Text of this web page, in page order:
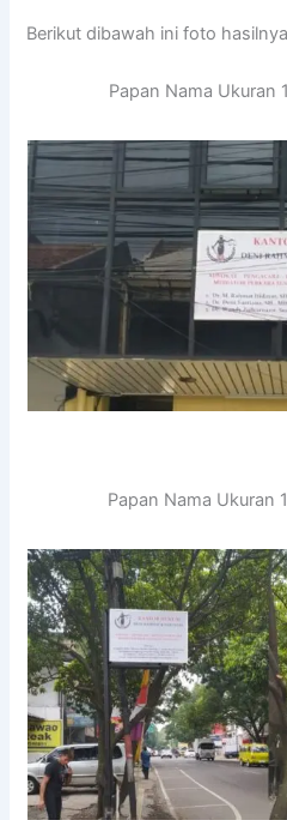
Berikut dibawah ini foto
Papan Nama Ukuran
Papan Nama Ukuran